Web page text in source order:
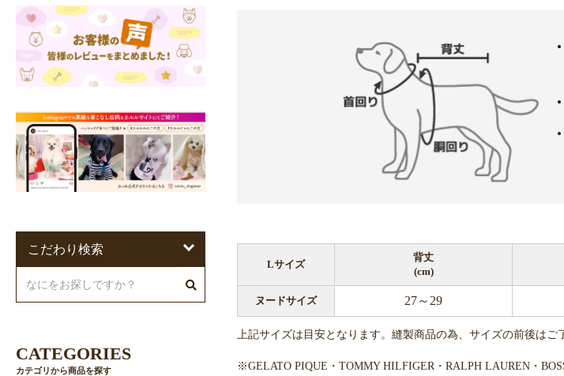
Lサイズ
背丈
(cm)
ヌードサイズ 27～29
上記サイズは目安となります。縫製商品の為、サイズの前後はご
※GELATO PIQUE・TOMMY HILFIGER・RALPH LAUREN・
こだわり検索
CATEGORIES
カテゴリから商品を探す